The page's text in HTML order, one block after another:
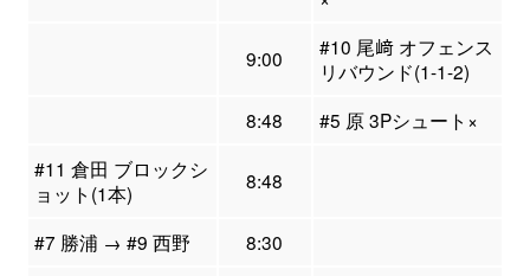
9:00
#10 尾﨑 オフェンス
リバウンド(1-1-2)
8:48
#5 原 3Pシュート×
#11 倉田 ブロックシ
ョット(1本)
8:48
#7 勝浦 → #9 西野 8:30